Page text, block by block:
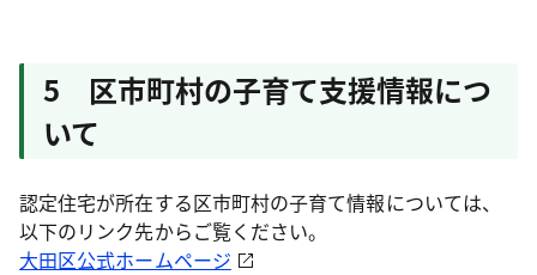
5 区市町村の子育て支援情報につ
いて
認定住宅が所在する区市町村の子育て情報については、
以下のリンク先からご覧ください。
大田区公式ホームページ